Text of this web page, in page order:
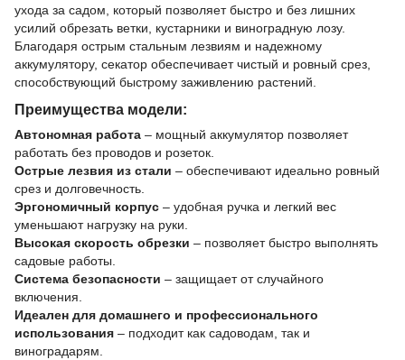
ухода за садом, который позволяет быстро и без лишних
усилий обрезать ветки, кустарники и виноградную лозу.
Благодаря острым стальным лезвиям и надежному
аккумулятору, секатор обеспечивает чистый и ровный срез,
способствующий быстрому заживлению растений.
Преимущества модели:
Автономная работа – мощный аккумулятор позволяет
работать без проводов и розеток.
Острые лезвия из стали – обеспечивают идеально ровный
срез и долговечность.
Эргономичный корпус – удобная ручка и легкий вес
уменьшают нагрузку на руки.
Высокая скорость обрезки – позволяет быстро выполнять
садовые работы.
Система безопасности – защищает от случайного
включения.
Идеален для домашнего и профессионального
использования – подходит как садоводам, так и
виноградарям.